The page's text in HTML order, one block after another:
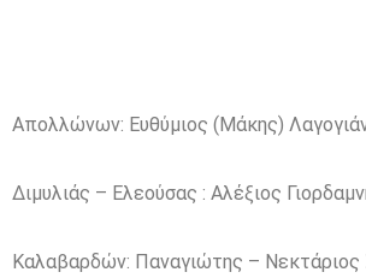
Απολλώνων: Ευθύμιος (Μάκης)
Διμυλιάς – Ελεούσας : Αλέξιος
Καλαβαρδών: Παναγιώτης – Νεκτάριος